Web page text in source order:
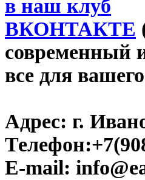
в наш клуб
ВКОНТАКТЕ
современный
все для
Адрес: г.
Телефон:
E-mail: